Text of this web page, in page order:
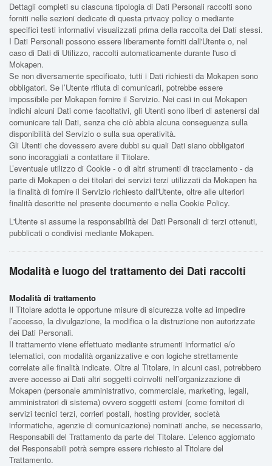
Dettagli completi su ciascuna tipologia di Dati Personali raccolti sono
forniti nelle sezioni dedicate di questa privacy policy o mediante
specifici testi informativi visualizzati prima della raccolta dei Dati stessi.
I Dati Personali possono essere liberamente forniti dall'Utente o, nel
caso di Dati di Utilizzo, raccolti automaticamente durante l'uso di
Mokapen.
Se non diversamente specificato, tutti i Dati richiesti da Mokapen sono
obbligatori. Se l’Utente rifiuta di comunicarli, potrebbe essere
impossibile per Mokapen fornire il Servizio. Nei casi in cui Mokapen
indichi alcuni Dati come facoltativi, gli Utenti sono liberi di astenersi dal
comunicare tali Dati, senza che ciò abbia alcuna conseguenza sulla
disponibilità del Servizio o sulla sua operatività.
Gli Utenti che dovessero avere dubbi su quali Dati siano obbligatori
sono incoraggiati a contattare il Titolare.
L’eventuale utilizzo di Cookie - o di altri strumenti di tracciamento - da
parte di Mokapen o dei titolari dei servizi terzi utilizzati da Mokapen ha
la finalità di fornire il Servizio richiesto dall'Utente, oltre alle ulteriori
finalità descritte nel presente documento e nella Cookie Policy.
L'Utente si assume la responsabilità dei Dati Personali di terzi ottenuti,
pubblicati o condivisi mediante Mokapen.
Modalità e luogo del trattamento dei Dati raccolti
Modalità di trattamento
Il Titolare adotta le opportune misure di sicurezza volte ad impedire
l’accesso, la divulgazione, la modifica o la distruzione non autorizzate
dei Dati Personali.
Il trattamento viene effettuato mediante strumenti informatici e/o
telematici, con modalità organizzative e con logiche strettamente
correlate alle finalità indicate. Oltre al Titolare, in alcuni casi, potrebbero
avere accesso ai Dati altri soggetti coinvolti nell’organizzazione di
Mokapen (personale amministrativo, commerciale, marketing, legali,
amministratori di sistema) ovvero soggetti esterni (come fornitori di
servizi tecnici terzi, corrieri postali, hosting provider, società
informatiche, agenzie di comunicazione) nominati anche, se necessario,
Responsabili del Trattamento da parte del Titolare. L’elenco aggiornato
dei Responsabili potrà sempre essere richiesto al Titolare del
Trattamento.